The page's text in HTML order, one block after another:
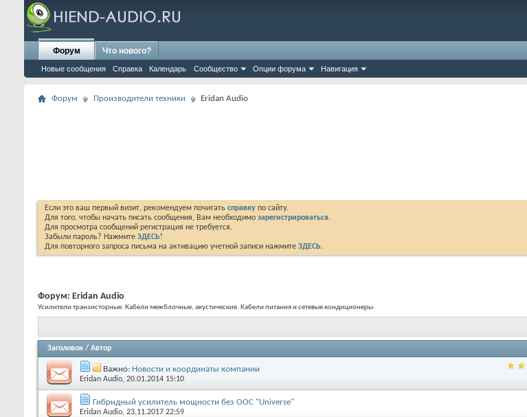
Форум
Новые сообщения Справка Календарь Сообщество Опции форума Навигация
Что нового?
Форум Производители техники Eridan Audio
Если это ваш первый визит, рекомендуем почитать справку по сайту.
Для того, чтобы начать писать сообщения, Вам необходимо зарегистрироваться.
Для просмотра сообщений регистрация не требуется.
Забыли пароль? Нажмите ЗДЕСЬ!
Для повторного запроса письма на активацию учетной записи нажмите ЗДЕСЬ.
Форум: Eridan Audio
Усилители транзисторные. Кабели межблочные, акустические. Кабели питания и сетевые кондиционеры.
Заголовок / Автор
Важно: Новости и координаты компании
Eridan Audio, 20.01.2014 15:10
Гибридный усилитель мощности без ООС "Universe"
Eridan Audio, 23.11.2017 22:59